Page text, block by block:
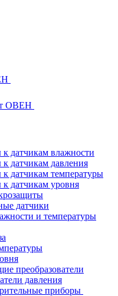
ОВЕН
к датчикам влажности
к датчикам давления
к датчикам температуры
к датчикам уровня
датчики
и температуры
преобразователи
давления
приборы